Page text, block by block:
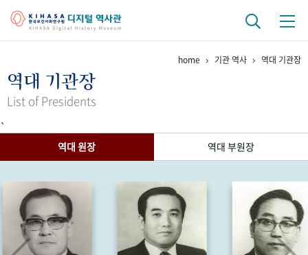
걸어온 길 기관 변천사
연구 역사
정책과 연구 키워드로 보는 연구 역사
연구자들
기록물 아카이브
사진 아카이브 문서 기록물 행정박물 영상 기록물
home 기관 역사 역대 기관장
역대 기관장
List of Presidents
`
역대 원장
역대 부원장